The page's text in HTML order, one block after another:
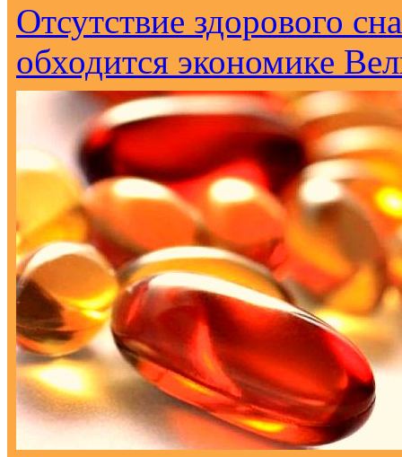
Отсутствие здорового
обходится экономике